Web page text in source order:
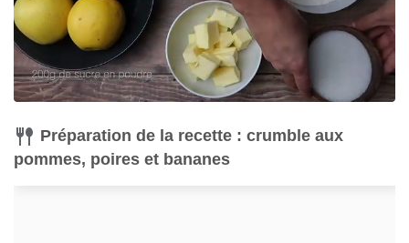
Préparation de la recette : crumble aux
pommes, poires et bananes